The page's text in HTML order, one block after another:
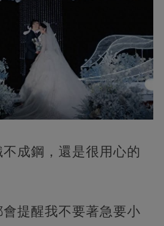
成鋼，還是很用心的
提醒我不要著急要小